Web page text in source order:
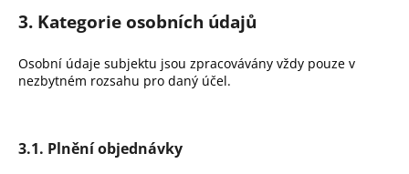
3. Kategorie osobních údajů
Osobní údaje subjektu jsou zpracovávány vždy pouze v
nezbytném rozsahu pro daný účel.
3.1. Plnění objednávky